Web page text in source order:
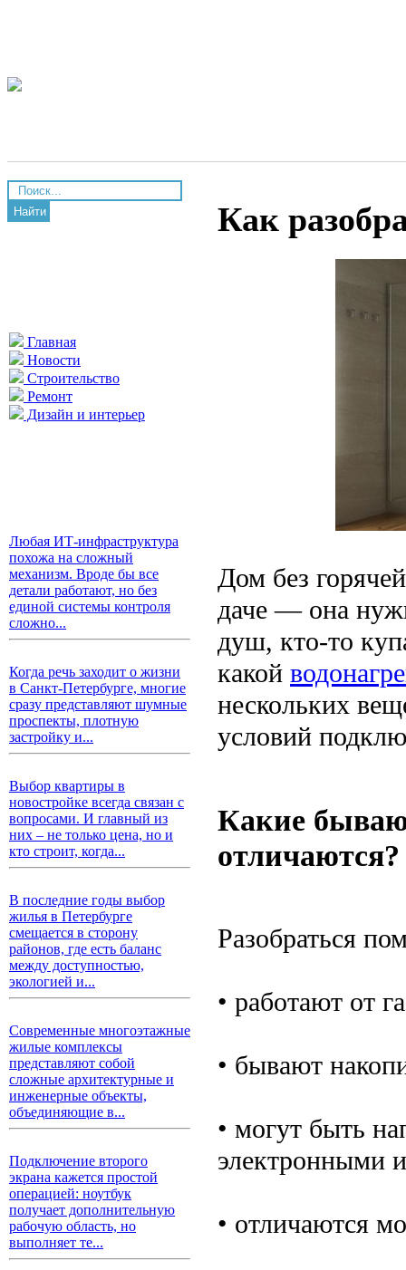
Найти
Главная
Новости
Строительство
Ремонт
Дизайн и интерьер
Любая ИТ-инфраструктура
похожа на сложный
механизм. Вроде бы все
детали работают, но без
единой системы контроля
сложно...
Когда речь заходит о жизни
в Санкт-Петербурге, многие
сразу представляют шумные
проспекты, плотную
застройку и...
Выбор квартиры в
новостройке всегда связан с
вопросами. И главный из
них – не только цена, но и
кто строит, когда...
В последние годы выбор
жилья в Петербурге
смещается в сторону
районов, где есть баланс
между доступностью,
экологией и...
Современные многоэтажные
жилые комплексы
представляют собой
сложные архитектурные и
инженерные объекты,
объединяющие в...
Подключение второго
экрана кажется простой
операцией: ноутбук
получает дополнительную
рабочую область, но
выполняет те...
Как
Дом без
даче — она
душ, кто-то
какой
нескольких
условий
Какие
отличаются?
Разобраться
• работают от
• бывают
• могут быть
электронными
• отличаются